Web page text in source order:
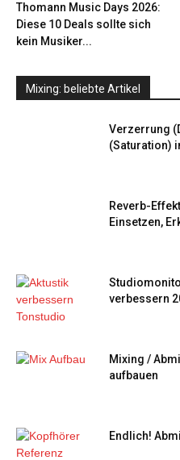
Thomann Music Days 2026:
Diese 10 Deals sollte sich
kein Musiker...
Mixing: beliebte Artikel
Verzerrung
(Saturation)
Reverb-
Einsetzen,
verbessern
Mixing /
aufbauen
Endlich!